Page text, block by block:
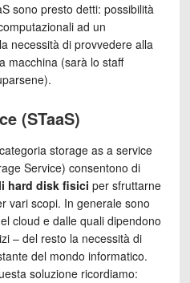
sono presto detti: possibilità
ad un
necessità di provvedere alla
macchina (sarà lo staff
(STaaS)
storage as a service
Service) consentono di
hard disk fisici per sfruttarne
vari scopi. In generale sono
cloud e dalle quali dipendono
– del resto la necessità di
del mondo informatico.
soluzione ricordiamo: